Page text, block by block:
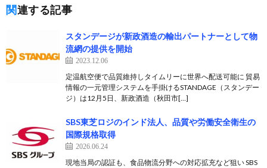
関連する記事
スタンデージが新政酒造の輸出パートナーとして物
流網の提供を開始
2023.12.06
定温航空便で品質維持しタイムリーに世界へ配送可能に 貿易
情報の一元管理システムを手掛けるSTANDAGE（スタンデー
ジ）は12月5日、新政酒造（秋田市[…]
SBS東芝ロジのインド法人、品質や労働安全衛生の
国際規格取得
2026.06.24
現地当局の認証も、食品物流分野への対応拡充など狙い SBS